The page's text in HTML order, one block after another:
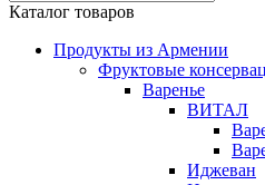
Каталог товаров
Продукты из Армении
Фруктовые
Варенье
ВИТАЛ
Иджеван